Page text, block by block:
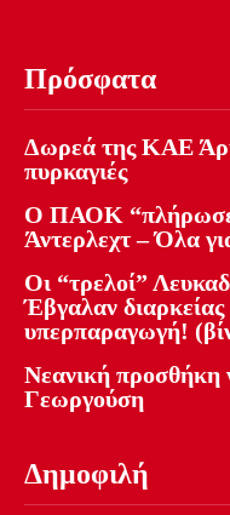
Πρόσφατα
Δωρεά της ΚΑΕ
πυρκαγιές
Ο ΠΑΟΚ
Άντερλεχτ – Όλα
Οι “τρελοί”
Έβγαλαν
υπερπαραγωγή!
Νεανική προσθήκη
Γεωργούση
Δημοφιλή